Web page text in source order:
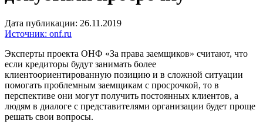
Дата публикации: 26.11.2019
Источник: onf.ru
Эксперты проекта ОНФ «За права заемщиков» считают, что
если кредиторы будут занимать более
клиентоориентированную позицию и в сложной ситуации
помогать проблемным заемщикам с просрочкой, то в
перспективе они могут получить постоянных клиентов, а
людям в диалоге с представителями организации будет проще
решать свои вопросы.